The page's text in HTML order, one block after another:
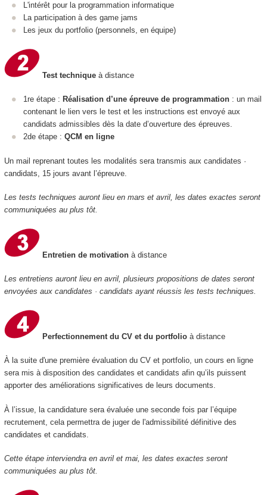
L'intérêt pour la programmation informatique
La participation à des game jams
Les jeux du portfolio (personnels, en équipe)
Test technique à distance
1re étape : Réalisation d’une épreuve de programmation : un mail
contenant le lien vers le test et les instructions est envoyé aux
candidats admissibles dès la date d’ouverture des épreuves.
2de étape : QCM en ligne
Un mail reprenant toutes les modalités sera transmis aux candidates ·
candidats, 15 jours avant l’épreuve.
Les tests techniques auront lieu en mars et avril, les dates exactes seront
communiquées au plus tôt.
Entretien de motivationà distance
Les entretiens auront lieu en avril, plusieurs propositions de dates seront
envoyées aux candidates · candidats ayant réussis les tests techniques.
Perfectionnement du CV et du portfolioà distance
À la suite d'une première évaluation du CV et portfolio, un cours en ligne
sera mis à disposition des candidates et candidats afin qu’ils puissent
apporter des améliorations significatives de leurs documents.
À l’issue, la candidature sera évaluée une seconde fois par l’équipe
recrutement, cela permettra de juger de l'admissibilité définitive des
candidates et candidats.
Cette étape interviendra en avril et mai, les dates exactes seront
communiquées au plus tôt.